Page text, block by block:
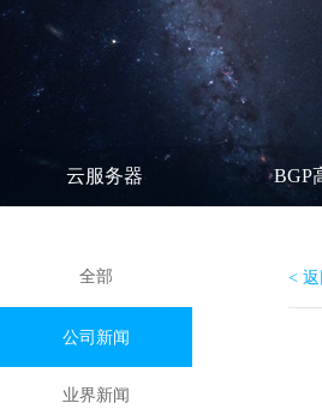
云服务器 BGP
全部
公司新闻
业界新闻
<